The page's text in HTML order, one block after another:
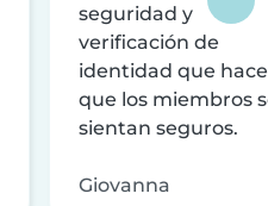
seguridad y
verificación de
identidad que
que los miembros
sientan seguros.
Giovanna